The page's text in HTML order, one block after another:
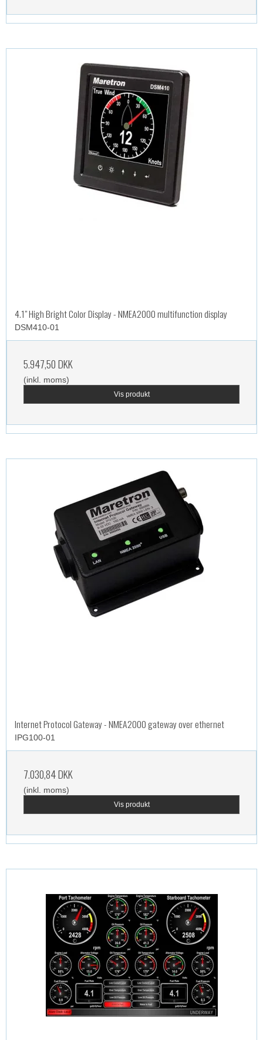
4.1" High Bright Color Display - NMEA2000 multifunction display
DSM410-01
5.947,50 DKK
(inkl. moms)
Vis produkt
Internet Protocol Gateway - NMEA2000 gateway over ethernet
IPG100-01
7.030,84 DKK
(inkl. moms)
Vis produkt